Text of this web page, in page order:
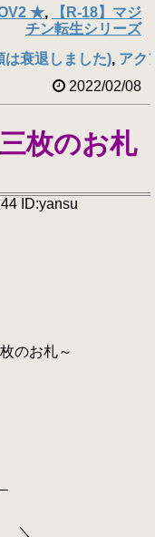
★,
【R-18】マジ
チン転生シリーズ
は衰退しました), アク
2022/02/08
枚のお札
ID:yansu
お札～